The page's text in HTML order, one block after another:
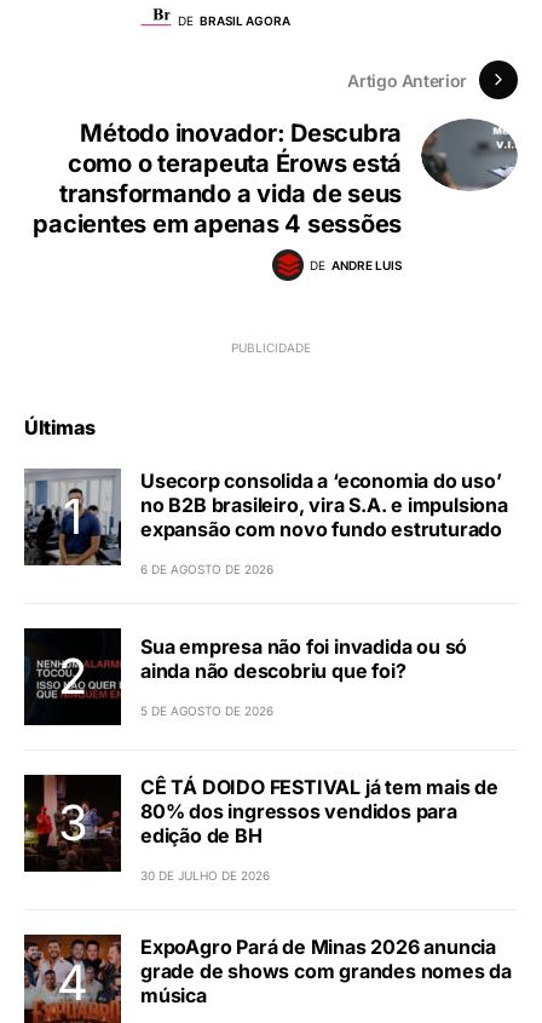
DE BRASIL AGORA
Artigo Anterior
Método inovador: Descubra
como o terapeuta Érows está
transformando a vida de seus
pacientes em apenas 4 sessões
DE ANDRE LUIS
Últimas
Usecorp consolida a ‘economia do uso’
no B2B brasileiro, vira S.A. e impulsiona
expansão com novo fundo estruturado
6 DE AGOSTO DE 2026
Sua empresa não foi invadida ou só
ainda não descobriu que foi?
5 DE AGOSTO DE 2026
CÊ TÁ DOIDO FESTIVAL já tem mais de
80% dos ingressos vendidos para
edição de BH
30 DE JULHO DE 2026
ExpoAgro Pará de Minas 2026 anuncia
grade de shows com grandes nomes da
música